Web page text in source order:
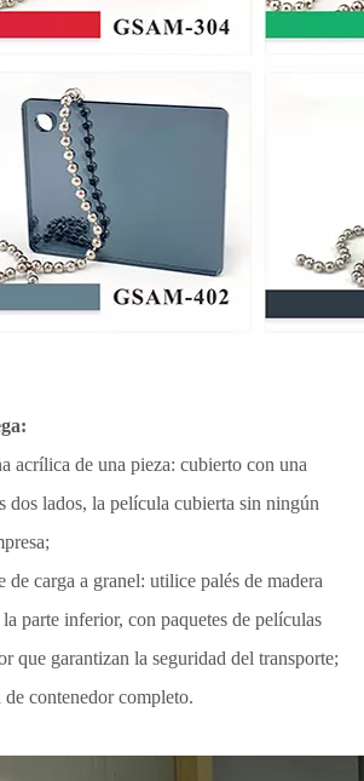
acrílica de una pieza: cubierto con una
dos lados, la película cubierta sin ningún
de carga a granel: utilice palés de madera
parte inferior, con paquetes de películas
que garantizan la seguridad del transporte;
contenedor completo.